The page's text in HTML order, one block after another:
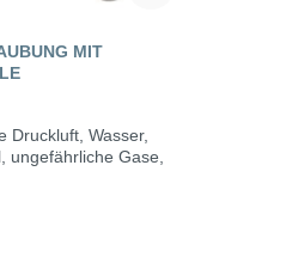
MIT
Druckluft, Wasser,
ungefährliche Gase,